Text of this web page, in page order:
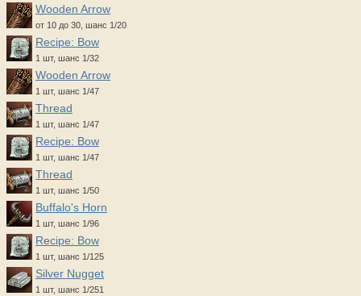
Wooden Arrow
от 10 до 30, шанс 1/20
Recipe: Bow
1 шт, шанс 1/32
Wooden Arrow
1 шт, шанс 1/47
Thread
1 шт, шанс 1/47
Recipe: Bow
1 шт, шанс 1/47
Thread
1 шт, шанс 1/50
Buffalo's Horn
1 шт, шанс 1/96
Recipe: Bow
1 шт, шанс 1/125
Silver Nugget
1 шт, шанс 1/251